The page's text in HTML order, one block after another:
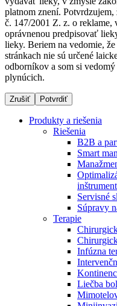
Produktový katalóg​
Objavte naše
Braun​ s našim
Dialyzačné strediská
B. Braun Avitum
vo všetkých svojich
Nefrologické
V nefrologických
Zostaňte v dialógu s
platnom znení.
č. 147/2001 Z. z. o reklame,
oprávnenou predpisovať
lieky. Beriem na vedomie,
stránkach nie sú určené
odborníkov a som si
plynúcich.
Zrušiť Potvrdiť
Produkty a riešenia
Riešenia
B2B a
Smart
Servisné
Súpravy
Terapie
Infúzna
Liečba